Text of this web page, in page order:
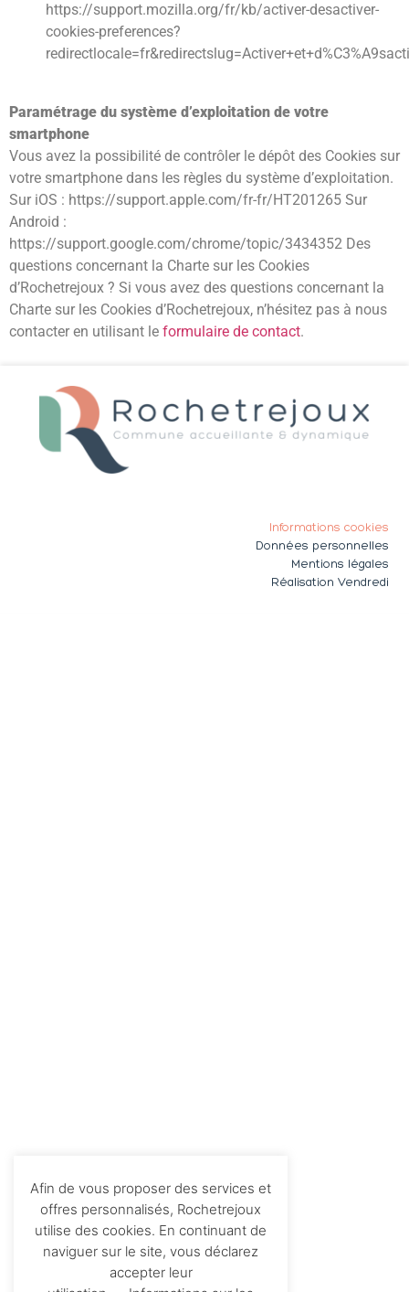
https://support.mozilla.org/fr/kb/activer-desactiver-
cookies-preferences?
Paramétrage du système d’exploitation de votre
smartphone
Vous avez la possibilité de contrôler le dépôt des Cookies sur
votre smartphone dans les règles du système d’exploitation.
Sur iOS : https://support.apple.com/fr-fr/HT201265 Sur
Android :
https://support.google.com/chrome/topic/3434352 Des
questions concernant la Charte sur les Cookies
d’Rochetrejoux ? Si vous avez des questions concernant la
Charte sur les Cookies d’Rochetrejoux, n’hésitez pas à nous
contacter en utilisant le formulaire de contact.
Informations cookies
Données personnelles
Mentions légales
Réalisation Vendredi
Afin de vous proposer des services et
offres personnalisés, Rochetrejoux
utilise des cookies. En continuant de
naviguer sur le site, vous déclarez
accepter leur